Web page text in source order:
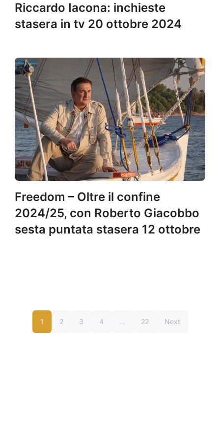
Riccardo Iacona: inchieste
stasera in tv 20 ottobre 2024
Freedom – Oltre il confine
2024/25, con Roberto Giacobbo
sesta puntata stasera 12 ottobre
1 2 3 4 … 22 Next